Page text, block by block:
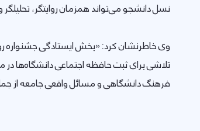
نسل دانشجو می‌تواند همزمان روایتگر،
وی خاطرنشان کرد: «بخش ایستادگی جشنواره
تلاشی برای ثبت حافظه اجتماعی دانشگاه‌ها در
فرهنگ دانشگاهی و مسائل واقعی جامعه از